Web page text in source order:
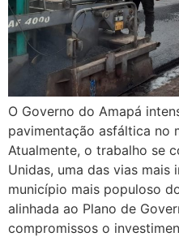
O Governo do Amapá
pavimentação asfáltica no
Atualmente, o trabalho se
Unidas, uma das vias
município mais populoso
alinhada ao Plano de
compromissos o